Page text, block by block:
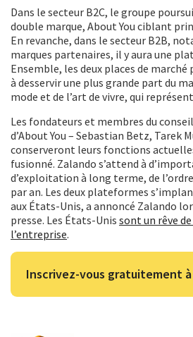
Dans le secteur B2C, le groupe
double marque, About You ciblant
En revanche, dans le secteur B2B,
marques partenaires, il y aura une
Ensemble, les deux places de
à desservir une plus grande part du
mode et de l’art de vivre, qui
Les fondateurs et membres du
d’About You – Sebastian Betz, Tarek
conserveront leurs fonctions
fusionné. Zalando s’attend à
d’exploitation à long terme, de
par an. Les deux plateformes
aux États-Unis, a annoncé Zalando
presse. Les États-Unis sont un rêve
l’entreprise.
Inscrivez-vous gratuitement